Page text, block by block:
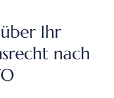
Ihr
nach